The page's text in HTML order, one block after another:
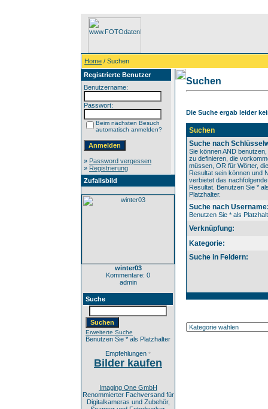
Home / Suchen
Registrierte Benutzer
Benutzername:
Passwort:
Beim nächsten Besuch
automatisch anmelden?
» Password vergessen
» Registrierung
Zufallsbild
winter03
Kommentare: 0
admin
Suche
Erweiterte Suche
Benutzen Sie * als Platzhalter
Empfehlungen *
Bilder kaufen
Imaging One GmbH
Renommierter Fachversand für
Digitalkameras und Zubehör,
Suchen
Die Suche ergab leider
Suchen
Suche nach
Sie können AND
zu definieren, die
müssen, OR für Wörter,
Resultat sein können und
verbietet das
Resultat. Benutzen Sie *
Platzhalter.
Suche nach
Benutzen Sie * als
Verknüpfung:
Kategorie:
Suche in Feldern: